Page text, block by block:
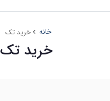
خانه خرید تک
خرید تک